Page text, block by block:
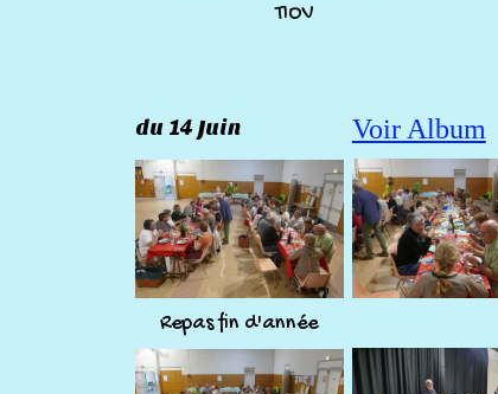
TIOV
du 14 Juin Voir Album
Repas fin d'année